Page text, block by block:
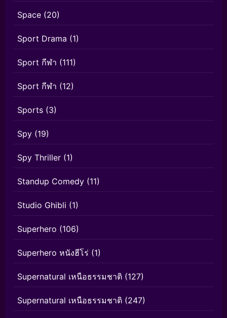
Space (20)
Sport Drama (1)
Sport กีฬา (111)
Sport กีฬา (12)
Sports (3)
Spy (19)
Spy Thriller (1)
Standup Comedy (11)
Studio Ghibli (1)
Superhero (106)
Superhero หนังฮีโร่ (1)
Supernatural เหนือธรรมชาติ (127)
Supernatural เหนือธรรมชาติ (247)